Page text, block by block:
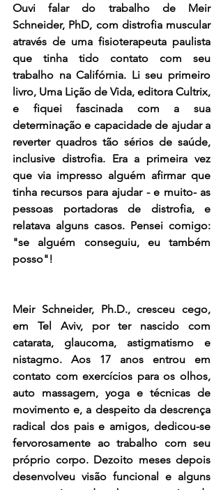
Ouvi falar do trabalho de Meir
Schneider, PhD, com distrofia muscular
através de uma fisioterapeuta paulista
que tinha tido contato com seu
trabalho na Califórnia. Li seu primeiro
livro, Uma Lição de Vida, editora Cultrix,
e fiquei fascinada com a sua
determinação e capacidade de ajudar a
reverter quadros tão sérios de saúde,
inclusive distrofia. Era a primeira vez
que via impresso alguém afirmar que
tinha recursos para ajudar - e muito- as
pessoas portadoras de distrofia, e
relatava alguns casos. Pensei comigo:
"se alguém conseguiu, eu também
posso"!
Meir Schneider, Ph.D., cresceu cego,
em Tel Aviv, por ter nascido com
catarata, glaucoma, astigmatismo e
nistagmo. Aos 17 anos entrou em
contato com exercícios para os olhos,
auto massagem, yoga e técnicas de
movimento e, a despeito da descrença
radical dos pais e amigos, dedicou-se
fervorosamente ao trabalho com seu
próprio corpo. Dezoito meses depois
desenvolveu visão funcional e alguns